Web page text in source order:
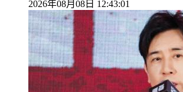
2026年08月08日 12:43:01